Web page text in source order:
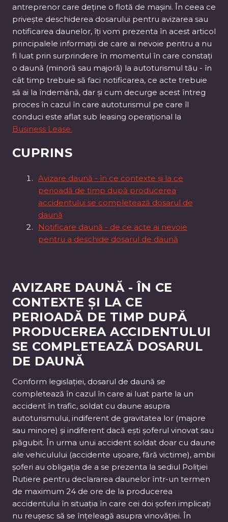
antreprenor care deține o flotă de mașini. În ceea ce
privește deschiderea dosarului pentru avizarea sau
notificarea daunelor, îți vom prezenta în acest articol
principalele informații de care ai nevoie pentru a nu
fi luat prin surprindere în momentul în care constați
o daună (minoră sau majoră) la autoturismul tău - în
cât timp trebuie să faci notificarea, ce acte trebuie
să ai la îndemână, dar și cum decurge acest întreg
proces în cazul în care autoturismul pe care îl
conduci este aflat sub leasing operațional la
Business Lease.
CUPRINS
Avizare daună - în ce contexte și la ce
perioadă de timp după producerea
accidentului se completează dosarul de
daună
Notificare daună - de ce acte ai nevoie
pentru a deschide dosarul de daună
AVIZARE DAUNĂ - ÎN CE
CONTEXTE ȘI LA CE
PERIOADĂ DE TIMP DUPĂ
PRODUCEREA ACCIDENTULUI
SE COMPLETEAZĂ DOSARUL
DE DAUNĂ
Conform legislației, dosarul de daună se
completează în cazul în care ai luat parte la un
accident în trafic, soldat cu daune asupra
autoturismului, indiferent de gravitatea lor (majore
sau minore) și indiferent dacă ești șoferul vinovat sau
păgubit. În urma unui accident soldat doar cu daune
ale vehiculului (accidente ușoare, fără victime), ambii
șoferi au obligația de a se prezenta la sediul Poliției
Rutiere pentru declararea daunelor într-un termen
de maximum 24 de ore de la producerea
accidentului în situația în care cei doi șoferi implicați
nu reușesc să se înțeleagă asupra vinovăției. În